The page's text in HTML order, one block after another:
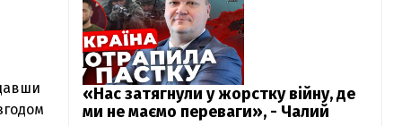
«Нас затягнули у жорстку війну, де
ми не маємо переваги», - Чалий